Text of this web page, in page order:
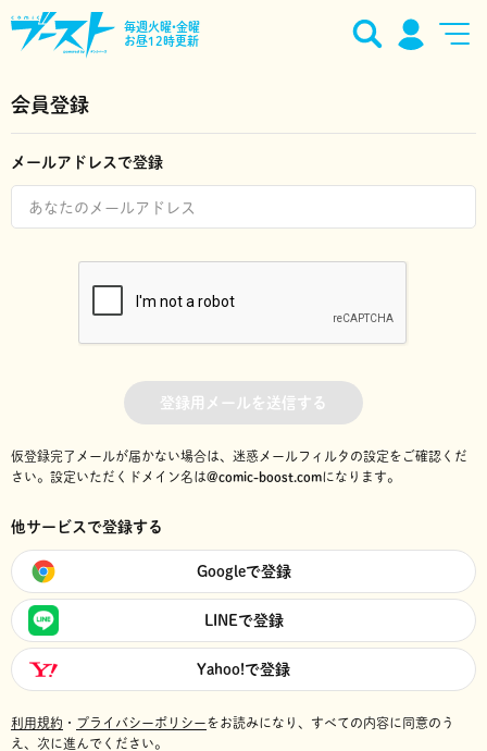
毎週火曜•金曜
お昼12時更新
会員登録
メールアドレスで登録
登録用メールを送信する
仮登録完了メールが届かない場合は、迷惑メールフィルタの設定をご確認くだ
さい。 設定いただくドメイン名は@comic-boost.comになります。
他サービスで登録する
Googleで登録
LINEで登録
Yahoo!で登録
利用規約 ・ プライバシーポリシーをお読みになり、 すべての内容に同意のう
え、次に進んでください。